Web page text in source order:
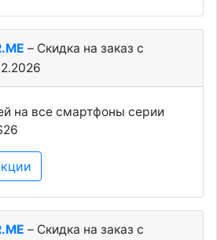
– Скидка на заказ c
на все смартфоны серии
– Скидка на заказ c